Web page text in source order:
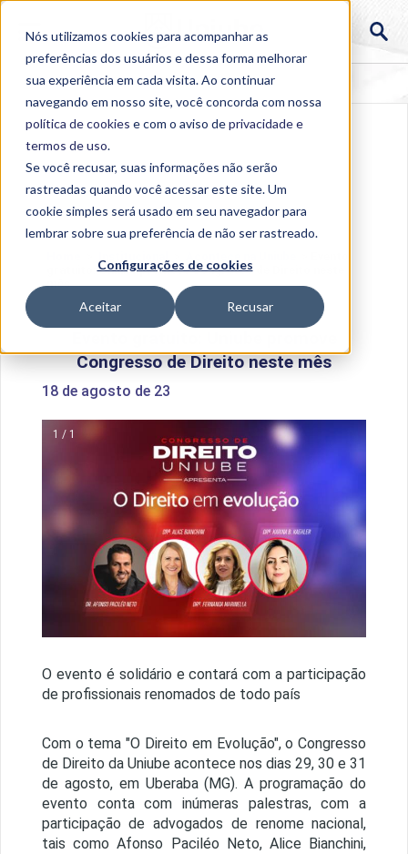
Nós utilizamos cookies para acompanhar as
preferências dos usuários e dessa forma melhorar
sua experiência em cada visita. Ao continuar
navegando em nosso site, você concorda com nossa
política de cookies e com o aviso deprivacidade e
termos de uso.
Se você recusar, suas informações não serão
rastreadas quando você acessar este site. Um
cookie simples será usado em seu navegador para
lembrar sobre sua preferência de não ser rastreado.
Configurações de cookies
Aceitar Recusar
gratuito: Uniube promove Congresso de Direito neste
mês
Congresso de Direito neste mês
18 de agosto de 23
1 / 1
O evento é solidário e contará com a participação
de profissionais renomados de todo país
Com o tema "O Direito em Evolução", o Congresso
de Direito da Uniube acontece nos dias 29, 30 e 31
de agosto, em Uberaba (MG).A programação do
evento conta com inúmeras palestras, com a
participação de advogados de renome nacional,
tais como Afonso Paciléo Neto, Alice Bianchini,